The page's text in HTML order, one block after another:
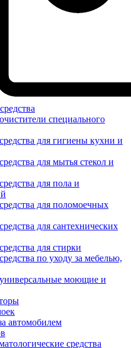
специального
для гигиены кухни и
для мытья стекол и
для пола и
для поломоечных
для сантехнических
для стирки
по уходу за мебелью,
моющие и
автомобилем